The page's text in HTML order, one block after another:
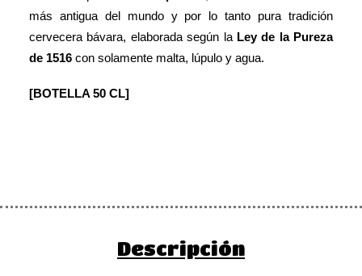
más antigua del mundo y por lo tanto pura tradición
cervecera bávara, elaborada según la Ley de la Pureza
de 1516 con solamente malta, lúpulo y agua.
[BOTELLA 50 CL]
Descripción